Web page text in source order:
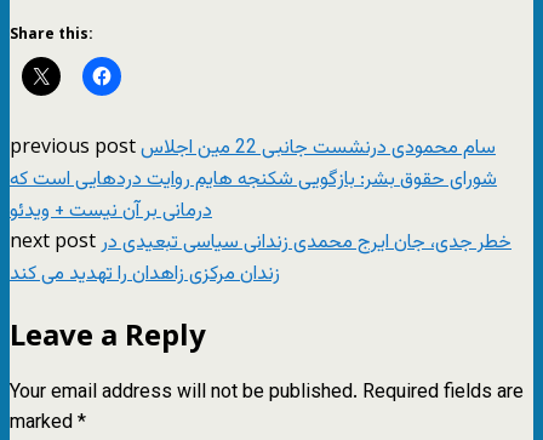
Share this:
previous postسام محمودی درنشست جانبی 22 مین اجلاس
شورای حقوق بشر: بازگویی شکنجه هایم روایت دردهایی است که
درمانی بر آن نیست + ویدئو
next post خطر جدی، جان ایرج محمدی زندانی سیاسی تبعیدی در
زندان مرکزی زاهدان را تهدید می کند
Leave a Reply
Your email address will not be published. Required fields are
marked*